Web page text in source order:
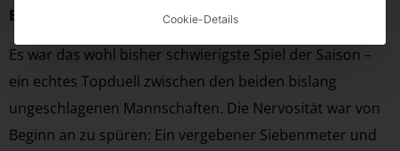
Ein Spitzenspiel auf Augenhöhe!
Es war das wohl bisher schwierigste Spiel der Saison –
ein echtes Topduell zwischen den beiden bislang
ungeschlagenen Mannschaften. Die Nervosität war von
Beginn an zu spüren: Ein vergebener Siebenmeter und
Cookie-Details